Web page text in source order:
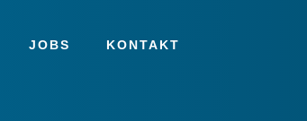
JOBS KONTAKT